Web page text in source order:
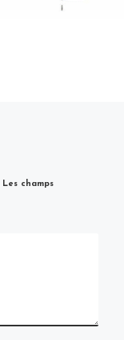
Les champs